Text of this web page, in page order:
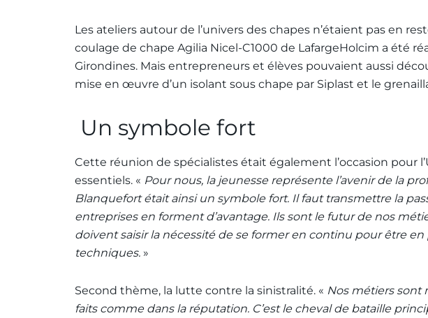
Les ateliers autour de l’univers des chapes n’étaient pas en
coulage de chape Agilia Nicel-C1000 de LafargeHolcim a été
Girondines. Mais entrepreneurs et élèves pouvaient aussi
mise en œuvre d’un isolant sous chape par Siplast et le
Un symbole fort
Cette réunion de spécialistes était également l’occasion pour
essentiels. « Pour nous, la jeunesse représente l’avenir de la
Blanquefort était ainsi un symbole fort. Il faut transmettre la
entreprises en forment d’avantage. Ils sont le futur de nos
doivent saisir la nécessité de se former en continu pour être
techniques. »
Second thème, la lutte contre la sinistralité. « Nos métiers sont
faits comme dans la réputation. C’est le cheval de bataille